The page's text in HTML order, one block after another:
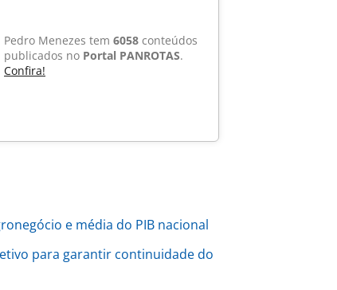
Pedro Menezes tem 6058 conteúdos
publicados no Portal PANROTAS.
Confira!
e média do PIB nacional
para garantir continuidade do